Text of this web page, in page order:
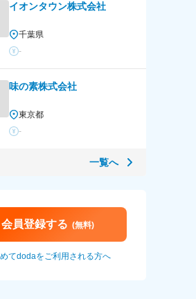
イオンタウン株式会社
千葉県
-
味の素株式会社
東京都
-
一覧へ
会員登録する (無料)
てdodaをご利用される方へ